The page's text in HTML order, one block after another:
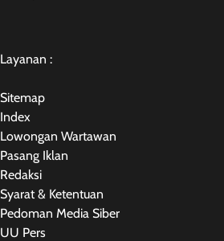
Layanan :
Sitemap
Index
Lowongan Wartawan
Pasang Iklan
Redaksi
Syarat & Ketentuan
Pedoman Media Siber
UU Pers